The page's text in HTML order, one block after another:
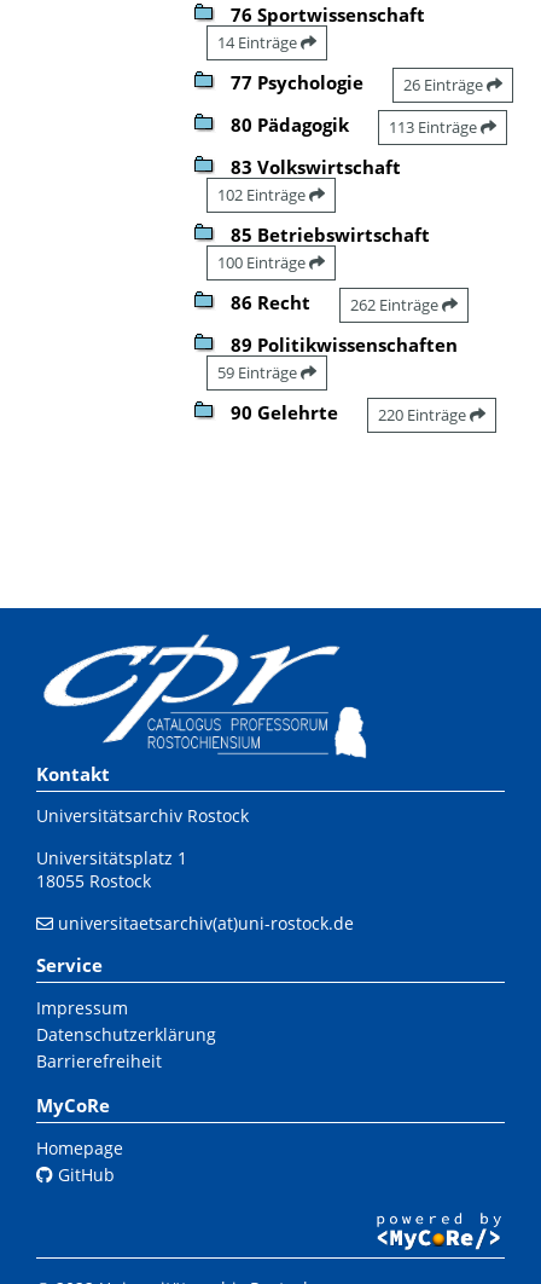
76 Sportwissenschaft
14 Einträge
77 Psychologie 26 Einträge
80 Pädagogik 113 Einträge
83 Volkswirtschaft
102 Einträge
85 Betriebswirtschaft
100 Einträge
86 Recht 262 Einträge
89 Politikwissenschaften
59 Einträge
90 Gelehrte 220 Einträge
Kontakt
Universitätsarchiv Rostock
Universitätsplatz 1
18055 Rostock
universitaetsarchiv(at)uni-rostock.de
Service
Impressum
Datenschutzerklärung
Barrierefreiheit
MyCoRe
Homepage
GitHub